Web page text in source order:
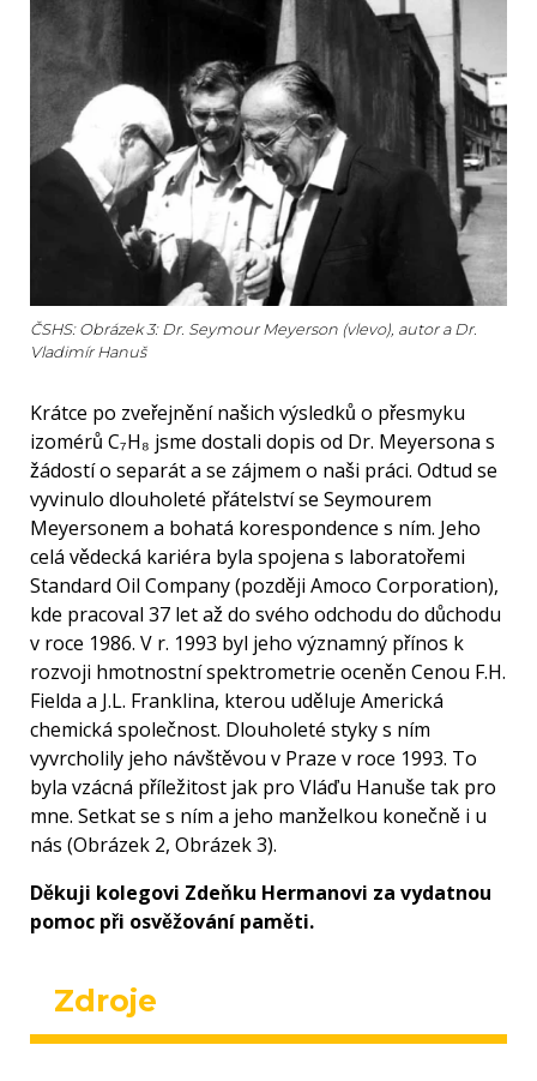
ČSHS: Obrázek 3: Dr. Seymour Meyerson (vlevo), autor a Dr.
Vladimír Hanuš
Krátce po zveřejnění našich výsledků o přesmyku
izomérů C₇H₈ jsme dostali dopis od Dr. Meyersona s
žádostí o separát a se zájmem o naši práci. Odtud se
vyvinulo dlouholeté přátelství se Seymourem
Meyersonem a bohatá korespondence s ním. Jeho
celá vědecká kariéra byla spojena s laboratořemi
Standard Oil Company (později Amoco Corporation),
kde pracoval 37 let až do svého odchodu do důchodu
v roce 1986. V r. 1993 byl jeho významný přínos k
rozvoji hmotnostní spektrometrie oceněn Cenou F.H.
Fielda a J.L. Franklina, kterou uděluje Americká
chemická společnost. Dlouholeté styky s ním
vyvrcholily jeho návštěvou v Praze v roce 1993. To
byla vzácná příležitost jak pro Vláďu Hanuše tak pro
mne. Setkat se s ním a jeho manželkou konečně i u
nás (Obrázek 2, Obrázek 3).
Děkuji kolegovi Zdeňku Hermanovi za vydatnou
pomoc při osvěžování paměti.
Zdroje